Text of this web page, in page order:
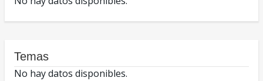
Temas
No hay datos disponibles.